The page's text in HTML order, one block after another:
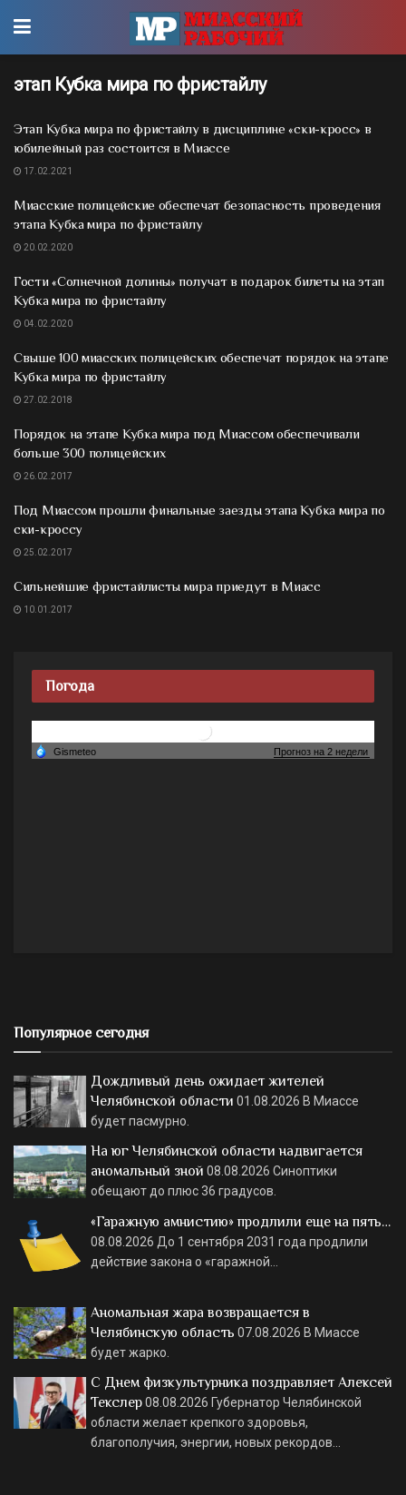
этап Кубка мира по фристайлу
Этап Кубка мира по фристайлу в дисциплине «ски-кросс» в
юбилейный раз состоится в Миассе
17.02.2021
Миасские полицейские обеспечат безопасность проведения
этапа Кубка мира по фристайлу
20.02.2020
Гости «Солнечной долины» получат в подарок билеты на этап
Кубка мира по фристайлу
04.02.2020
Свыше 100 миасских полицейских обеспечат порядок на этапе
Кубка мира по фристайлу
27.02.2018
Порядок на этапе Кубка мира под Миассом обеспечивали
больше 300 полицейских
26.02.2017
Под Миассом прошли финальные заезды этапа Кубка мира по
ски-кроссу
25.02.2017
Сильнейшие фристайлисты мира приедут в Миасс
10.01.2017
Погода
Популярное сегодня
Дождливый день ожидает жителей
Челябинской области 01.08.2026 В Миассе
будет пасмурно.
На юг Челябинской области надвигается
аномальный зной 08.08.2026 Синоптики
обещают до плюс 36 градусов.
«Гаражную амнистию» продлили еще на пять…
08.08.2026 До 1 сентября 2031 года продлили
действие закона о «гаражной…
Аномальная жара возвращается в
Челябинскую область 07.08.2026 В Миассе
будет жарко.
С Днем физкультурника поздравляет Алексей
Текслер08.08.2026 Губернатор Челябинской
области желает крепкого здоровья,
благополучия, энергии, новых рекордов…